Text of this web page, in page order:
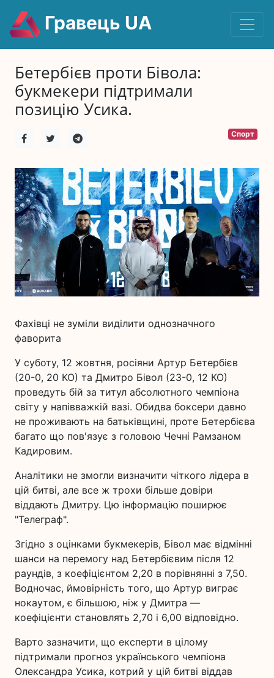
Гравець UA
Бетербієв проти Бівола:
букмекери підтримали
позицію Усика.
Спорт
Фахівці не зуміли виділити однозначного
фаворита
У суботу, 12 жовтня, росіяни Артур Бетербієв
(20-0, 20 КО) та Дмитро Бівол (23-0, 12 КО)
проведуть бій за титул абсолютного чемпіона
світу у напівважкій вазі. Обидва боксери давно
не проживають на батьківщині, проте Бетербієва
багато що пов'язує з головою Чечні Рамзаном
Кадировим.
Аналітики не змогли визначити чіткого лідера в
цій битві, але все ж трохи більше довіри
віддають Дмитру. Цю інформацію поширює
"Телеграф".
Згідно з оцінками букмекерів, Бівол має відмінні
шанси на перемогу над Бетербієвим після 12
раундів, з коефіцієнтом 2,20 в порівнянні з 7,50.
Водночас, ймовірність того, що Артур виграє
нокаутом, є більшою, ніж у Дмитра —
коефіцієнти становлять 2,70 і 6,00 відповідно.
Варто зазначити, що експерти в цілому
підтримали прогноз українського чемпіона
Олександра Усика, котрий у цій битві віддав